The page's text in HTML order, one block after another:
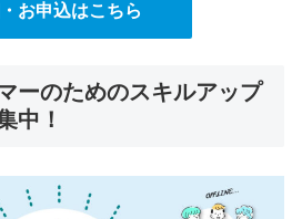
お申込はこちら
ーのためのスキルアップ
中！